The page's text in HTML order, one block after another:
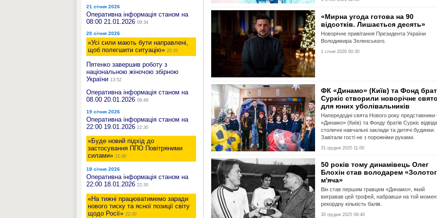
21 січня 2026
Оперативна інформація станом на
08:00 21.01.2026 09:34
20 січня 2026
«Усі сили мають бути направлені,
щоб полегшити ситуацію» 20:20
Пятенко завершив роботу з
національною жіночою збірною
України 13:52
Оперативна інформація станом на
08.00 20.01.2026 09:49
19 січня 2026
Оперативна інформація станом на
22:00 19.01.2026 22:30
«Буде новий підхід до
застосування ППО Повітряними
силами» 21:40
18 січня 2026
Оперативна інформація станом на
22:00 18.01.2026 22:30
«На тижні працюватимемо заради
нового тиску та ясної позиції світу
щодо Росії» 22:00
«Мирна угода готова на 90
відсотків. Лишається десять»
Новорічне привітання Президента України
Володимира Зеленського.
1 січня 2026 00:30
ФК «Динамо» (Київ) та Фонд
Суркіс створили новорічне свято
для юних уболівальників
Напередодні свята Нового року
«Динамо» (Київ) та Фонду братів Суркіс
столичні навчальні заклади та дитячі будинки.
Завітали гості не з порожніми руками.
31 грудня 2025 11:00
50 років тому динамівець Олег
Блохін став володарем
м'яча»
Він став першим гравцем «Динамо», який
вигравав цей трофей, набравши на той
рекордну кількість балів.
30 грудня 2025 09:40